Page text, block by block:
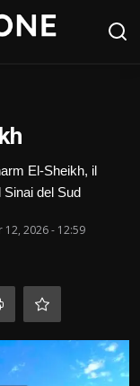
El-Sheikh, il
Sinai del Sud
12, 2026 - 12:59